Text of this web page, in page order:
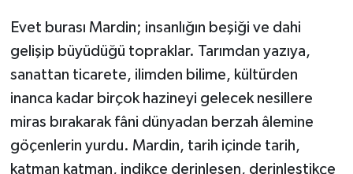
Evet burası Mardin; insanlığın beşiği ve dahi
gelişip büyüdüğü topraklar. Tarımdan yazıya,
sanattan ticarete, ilimden bilime, kültürden
inanca kadar birçok hazineyi gelecek nesillere
miras bırakarak fâni dünyadan berzah âlemine
göçenlerin yurdu. Mardin, tarih içinde tarih,
katman katman, indikçe derinleşen, derinleştikçe